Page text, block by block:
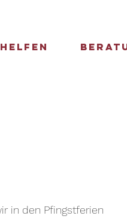
helfen
in den Pfingstferien